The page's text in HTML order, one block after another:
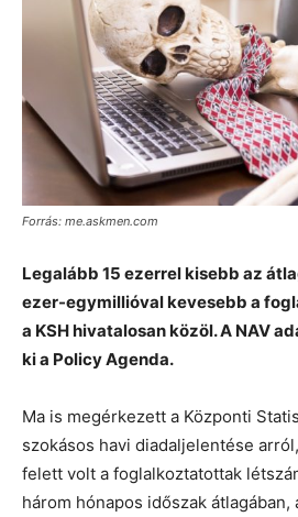
Forrás: me.askmen.com
Legalább 15 ezerrel kisebb az
ezer-egymillióval kevesebb a
a KSH hivatalosan közöl. A NAV
ki a Policy Agenda.
Ma is megérkezett a Központi
szokásos havi diadaljelentése
felett volt a foglalkoztatottak
három hónapos időszak